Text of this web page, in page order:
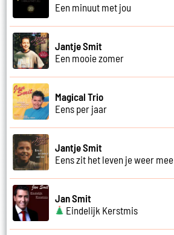
Een minuut met jou
Jantje Smit
Een mooie zomer
Magical Trio
Eens per jaar
Jantje Smit
Eens zit het leven je weer mee
Jan Smit
Eindelijk Kerstmis